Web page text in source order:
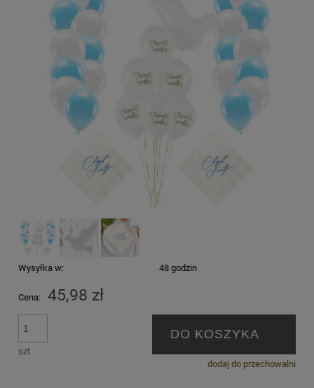
Wysyłka w: 48 godzin
Cena: 45,98 zł
szt.
DO KOSZYKA
dodaj do przechowalni